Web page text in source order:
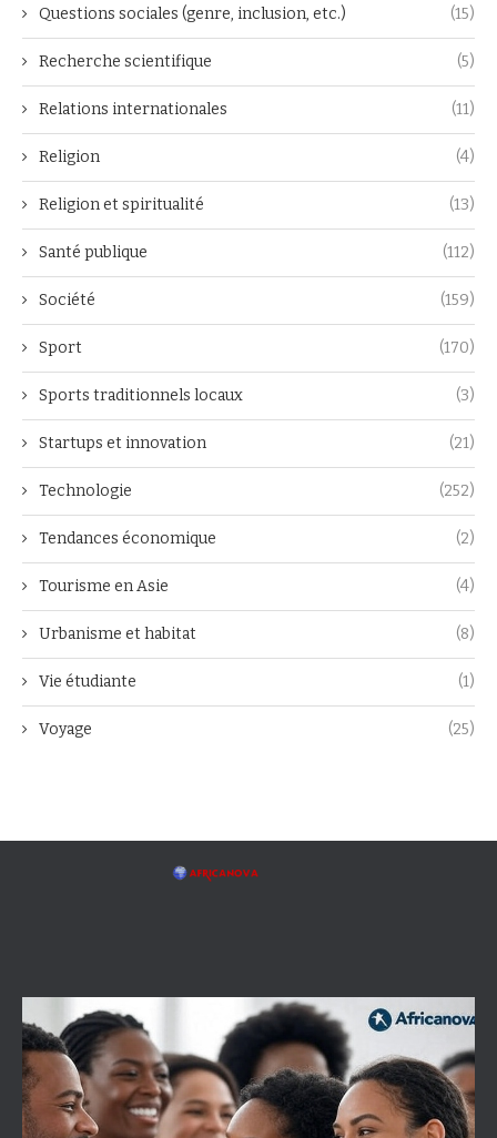
Questions sociales (genre, inclusion, etc.) (15)
Recherche scientifique (5)
Relations internationales (11)
Religion (4)
Religion et spiritualité (13)
Santé publique (112)
Société (159)
Sport (170)
Sports traditionnels locaux (3)
Startups et innovation (21)
Technologie (252)
Tendances économique (2)
Tourisme en Asie (4)
Urbanisme et habitat (8)
Vie étudiante (1)
Voyage (25)